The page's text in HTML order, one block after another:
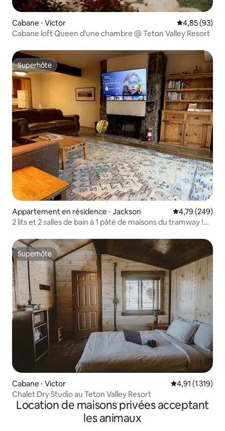
Cabane ⋅ Victor Évaluation
4,85 (93)
Cabane loft Queen d'une chambre @ Teton Valley Resort
Superhôte
Superhôte
Appartement en résidence ⋅ Jackson Évaluation
4,79 (249)
2 lits et 2 salles de bain à 1 pâté de maisons du tramway !
Superhôte
Superhôte
Cabane ⋅ Victor Évaluation
4,91 (1 319)
Chalet Dry Studio au Teton Valley Resort
Location de maisons privées acceptant
les animaux